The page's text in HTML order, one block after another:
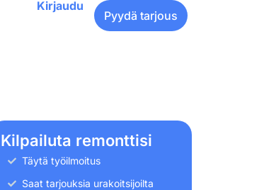
Kirjaudu
Pyydä tarjous
Kilpailuta remonttisi
Täytä työilmoitus
Saat tarjouksia urakoitsijoilta